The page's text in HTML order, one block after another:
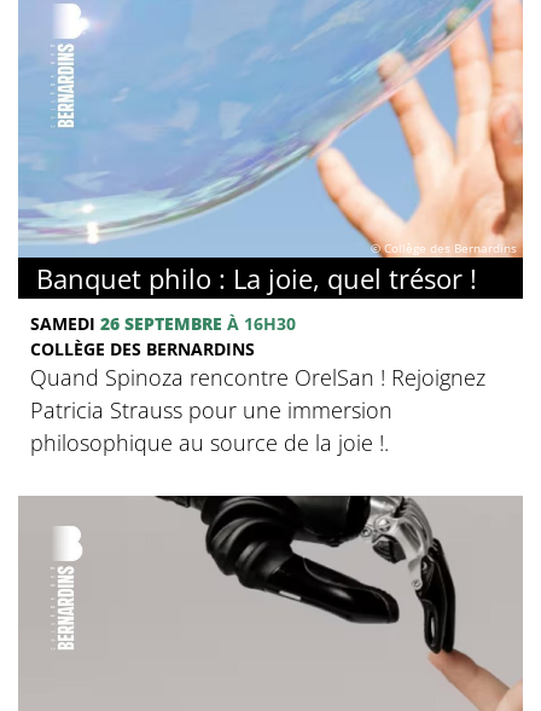
© Collège des Bernardins
Banquet philo : La joie, quel trésor !
SAMEDI 26 SEPTEMBRE À 16H30
COLLÈGE DES BERNARDINS
Quand Spinoza rencontre OrelSan ! Rejoignez
Patricia Strauss pour une immersion
philosophique au source de la joie !.